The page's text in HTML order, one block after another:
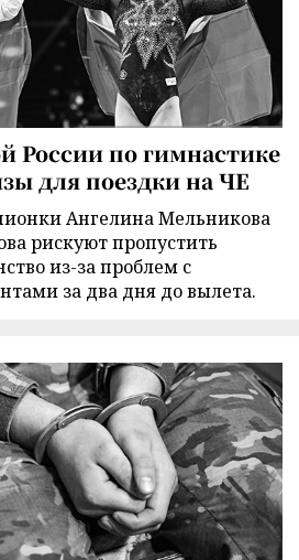
России по гимнастике
для поездки на ЧЕ
Ангелина Мельникова
рискуют пропустить
из-за проблем с
за два дня до вылета.